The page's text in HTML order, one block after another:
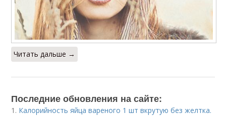
Читать дальше →
Последние обновления на сайте:
1. Калорийность яйца вареного 1 шт вкрутую без желтка.